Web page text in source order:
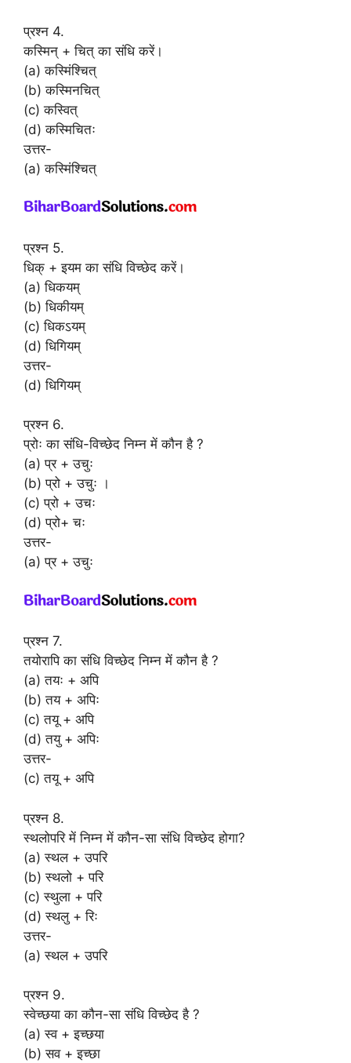
प्रश्न 4.
कस्मिन् + चित् का संधि करें।
(a) कस्मिंश्चित्
(b) कस्मिनचित्
(c) कस्वित्
(d) कस्मिचितः
उत्तर-
(a) कस्मिंश्चित्
प्रश्न 5.
धिक् + इयम का संधि विच्छेद करें।
(a) धिकयम्
(b) धिकीयम्
(c) धिकऽयम्
(d) धिगियम्
उत्तर-
(d) धिगियम्
प्रश्न 6.
प्रोः का संधि-विच्छेद निम्न में कौन है ?
(a) प्र + उचुः
(b) प्रो + उचुः ।
(c) प्रो + उचः
(d) प्रो+ चः
उत्तर-
(a) प्र + उचुः
प्रश्न 7.
तयोरापि का संधि विच्छेद निम्न में कौन है ?
(a) तयः + अपि
(b) तय + अपिः
(c) तयू + अपि
(d) तयु + अपिः
उत्तर-
(c) तयू + अपि
प्रश्न 8.
स्थलोपरि में निम्न में कौन-सा संधि विच्छेद होगा?
(a) स्थल + उपरि
(b) स्थलो + परि
(c) स्थुला + परि
(d) स्थलु + रिः
उत्तर-
(a) स्थल + उपरि
प्रश्न 9.
स्वेच्छया का कौन-सा संधि विच्छेद है ?
(a) स्व + इच्छया
(b) सव + इच्छा